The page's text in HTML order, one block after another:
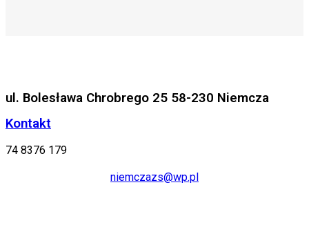
ul. Bolesława Chrobrego 25 58-230 Niemcza
Kontakt
74 8376 179
niemczazs@wp.pl